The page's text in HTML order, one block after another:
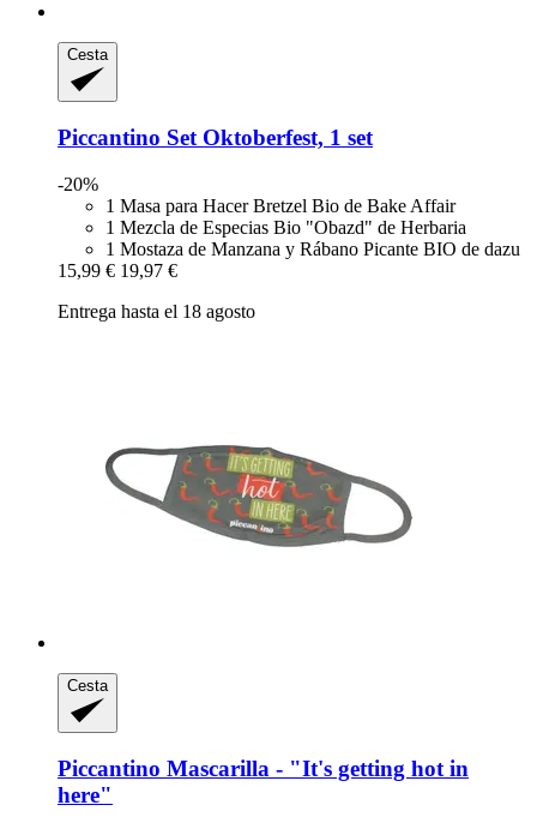
Cesta
Piccantino Set Oktoberfest, 1 set
-20%
1 Masa para Hacer Bretzel Bio de Bake Affair
1 Mezcla de Especias Bio "Obazd" de Herbaria
1 Mostaza de Manzana y Rábano Picante BIO de dazu
15,99 € 19,97 €
Entrega hasta el 18 agosto
Cesta
Piccantino Mascarilla -​ "It's getting hot in
here"